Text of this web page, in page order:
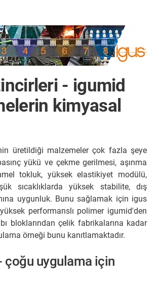
- igumid
kimyasal
üretildiği malzemeler çok fazla şeye
yükü ve çekme gerilmesi, aşınma
tokluk, yüksek elastikiyet modülü,
sıcaklıklarda yüksek stabilite, dış
uygunluk. Bunu sağlamak için igus
performanslı polimer igumid'den
bloklarından çelik fabrikalarına kadar
örneği bunu kanıtlamaktadır.
çoğu uygulama için